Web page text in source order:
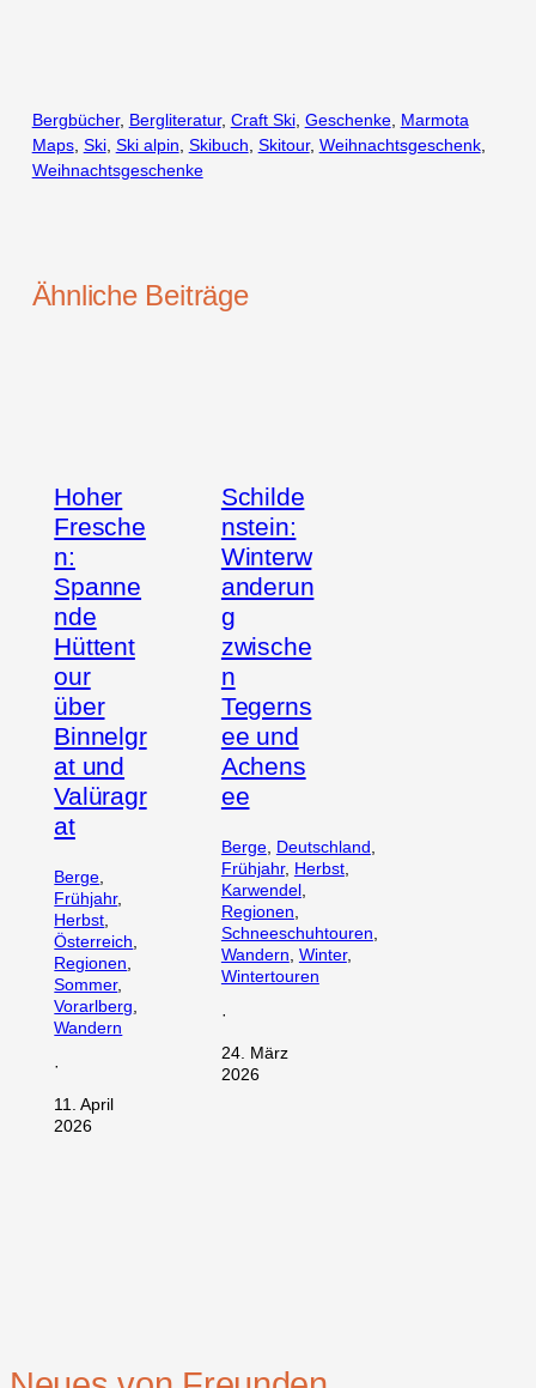
Bergbücher, Bergliteratur, Craft Ski, Geschenke, Marmota
Maps, Ski, Ski alpin Skibuch Skitour, Weihnachtsgeschenk
Weihnachtsgeschenke
Ähnliche Beiträge
Hoher
Fresche
n:
Spanne
nde
Hüttent
our
über
Binnelgr
at und
Valüragr
at
Berge
Frühjahr
Herbst
Österreich
Regionen
Sommer
Vorarlberg
Wandern
·
11. April
2026
Schilde
nstein:
Winterw
anderun
g
zwische
n
Tegerns
ee und
Achens
ee
Berge, Deutschland
Frühjahr, Herbst
Karwendel
Regionen
Schneeschuhtouren
Wandern Winter
Wintertouren
·
24. März
2026